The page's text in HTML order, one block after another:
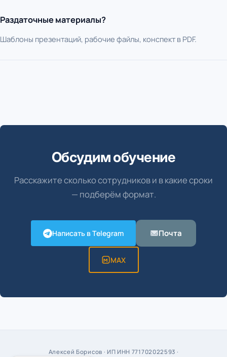
Раздаточные материалы?
Шаблоны презентаций, рабочие файлы, конспект в PDF.
Обсудим обучение
Расскажите сколько сотрудников и в какие сроки
— подберём формат.
Написать в Telegram Почта
MAX
Алексей Борисов · ИП ИНН 771702022593 ·